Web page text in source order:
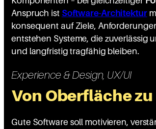
Anspruch ist Software-Architektur
konsequent auf Ziele,
entstehen Systeme, die zuverlässig
und langfristig tragfähig bleiben.
Experience & Design, UX/UI
Von Oberfläche
Gute Software soll motivieren,